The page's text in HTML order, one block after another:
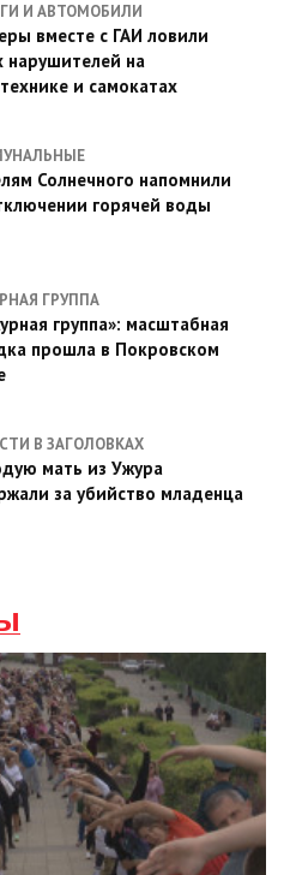
И АВТОМОБИЛИ
вместе с ГАИ ловили
нарушителей на
и самокатах
Солнечного напомнили
горячей воды
ГРУППА
группа»: масштабная
прошла в Покровском
В ЗАГОЛОВКАХ
мать из Ужура
за убийство младенца